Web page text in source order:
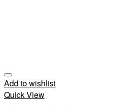
Add to wishlist
Quick View